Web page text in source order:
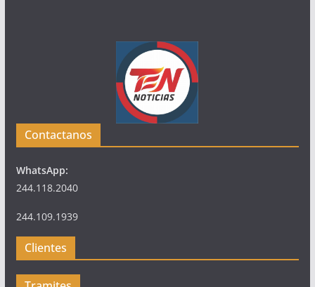
Contactanos
WhatsApp:
244.118.2040
244.109.1939
Clientes